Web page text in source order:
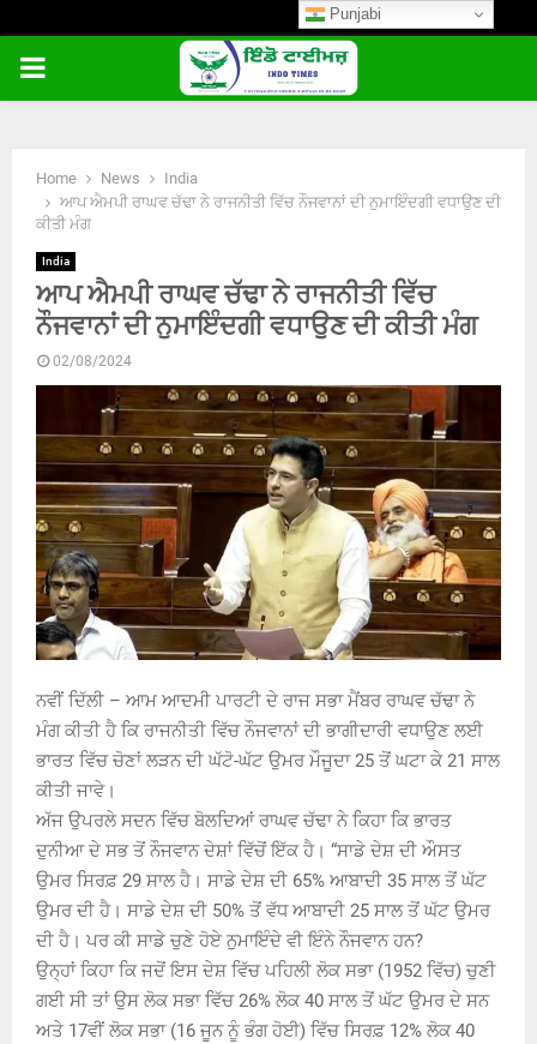
PRIMARY
Home News
India
ਆਪ ਐਮਪੀ ਰਾਘਵ ਚੱਢਾ ਨੇ ਰਾਜਨੀਤੀ ਵਿੱਚ ਨੌਜਵਾਨਾਂ ਦੀ ਨੁਮਾਇੰਦਗੀ ਵਧਾਉਣ ਦੀ
ਕੀਤੀ ਮੰਗ
India
ਆਪ ਐਮਪੀ ਰਾਘਵ ਚੱਢਾ ਨੇ ਰਾਜਨੀਤੀ ਵਿੱਚ
ਨੌਜਵਾਨਾਂ ਦੀ ਨੁਮਾਇੰਦਗੀ ਵਧਾਉਣ ਦੀ ਕੀਤੀ ਮੰਗ
02/08/2024
ਨਵੀਂ ਦਿੱਲੀ – ਆਮ ਆਦਮੀ ਪਾਰਟੀ ਦੇ ਰਾਜ ਸਭਾ ਮੈਂਬਰ ਰਾਘਵ ਚੱਢਾ ਨੇ
ਮੰਗ ਕੀਤੀ ਹੈ ਕਿ ਰਾਜਨੀਤੀ ਵਿੱਚ ਨੌਜਵਾਨਾਂ ਦੀ ਭਾਗੀਦਾਰੀ ਵਧਾਉਣ ਲਈ
ਭਾਰਤ ਵਿੱਚ ਚੋਣਾਂ ਲੜਨ ਦੀ ਘੱਟੋ-ਘੱਟ ਉਮਰ ਮੌਜੂਦਾ 25 ਤੋਂ ਘਟਾ ਕੇ 21 ਸਾਲ
ਕੀਤੀ ਜਾਵੇ।
ਅੱਜ ਉਪਰਲੇ ਸਦਨ ਵਿੱਚ ਬੋਲਦਿਆਂ ਰਾਘਵ ਚੱਢਾ ਨੇ ਕਿਹਾ ਕਿ ਭਾਰਤ
ਦੁਨੀਆ ਦੇ ਸਭ ਤੋਂ ਨੌਜਵਾਨ ਦੇਸ਼ਾਂ ਵਿੱਚੋਂ ਇੱਕ ਹੈ। “ਸਾਡੇ ਦੇਸ਼ ਦੀ ਔਸਤ
ਉਮਰ ਸਿਰਫ਼ 29 ਸਾਲ ਹੈ। ਸਾਡੇ ਦੇਸ਼ ਦੀ 65% ਆਬਾਦੀ 35 ਸਾਲ ਤੋਂ ਘੱਟ
ਉਮਰ ਦੀ ਹੈ। ਸਾਡੇ ਦੇਸ਼ ਦੀ 50% ਤੋਂ ਵੱਧ ਆਬਾਦੀ 25 ਸਾਲ ਤੋਂ ਘੱਟ ਉਮਰ
ਦੀ ਹੈ। ਪਰ ਕੀ ਸਾਡੇ ਚੁਣੇ ਹੋਏ ਨੁਮਾਇੰਦੇ ਵੀ ਇੰਨੇ ਨੌਜਵਾਨ ਹਨ?
ਉਨ੍ਹਾਂ ਕਿਹਾ ਕਿ ਜਦੋਂ ਇਸ ਦੇਸ਼ ਵਿੱਚ ਪਹਿਲੀ ਲੋਕ ਸਭਾ (1952 ਵਿੱਚ) ਚੁਣੀ
ਗਈ ਸੀ ਤਾਂ ਉਸ ਲੋਕ ਸਭਾ ਵਿੱਚ 26% ਲੋਕ 40 ਸਾਲ ਤੋਂ ਘੱਟ ਉਮਰ ਦੇ ਸਨ
ਅਤੇ 17ਵੀਂ ਲੋਕ ਸਭਾ (16 ਜੂਨ ਨੂੰ ਭੰਗ ਹੋਈ) ਵਿੱਚ ਸਿਰਫ਼ 12% ਲੋਕ 40
Punjabi